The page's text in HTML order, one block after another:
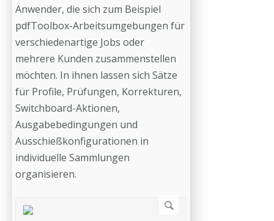
Anwender, die sich zum Beispiel
pdfToolbox-Arbeitsumgebungen für
verschiedenartige Jobs oder
mehrere Kunden zusammenstellen
möchten. In ihnen lassen sich Sätze
für Profile, Prüfungen, Korrekturen,
Switchboard-Aktionen,
Ausgabebedingungen und
Ausschießkonfigurationen in
individuelle Sammlungen
organisieren.